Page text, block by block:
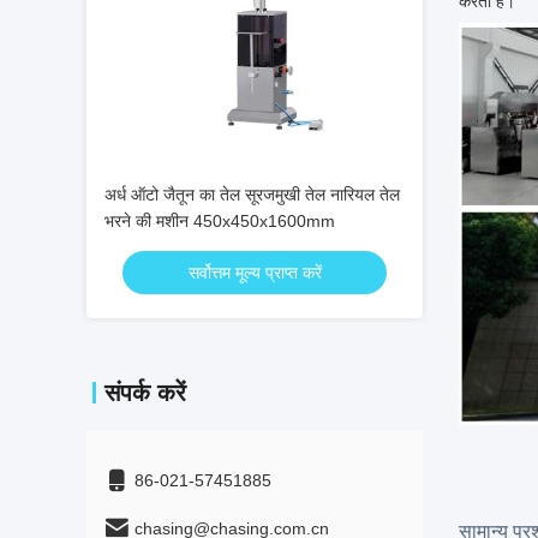
अर्ध ऑटो जैतून का तेल सूरजमुखी तेल नारियल तेल
भरने की मशीन 450x450x1600mm
सर्वोत्तम मूल्य प्राप्त करें
संपर्क करें
86-021-57451885
chasing@chasing.com.cn सामान्य